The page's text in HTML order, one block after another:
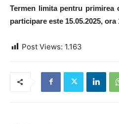
Termen limita pentru primirea
participare este 15.05.2025, ora
Post Views: 1.163